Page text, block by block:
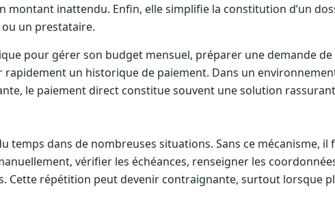
montant inattendu. Enfin, elle simplifie la constitution d’un
un prestataire.
pour gérer son budget mensuel, préparer une demande de
un historique de paiement. Dans un
le paiement direct constitue souvent une solution
temps dans de nombreuses situations. Sans ce mécanisme, il
vérifier les échéances, renseigner les
Cette répétition peut devenir contraignante, surtout lorsque